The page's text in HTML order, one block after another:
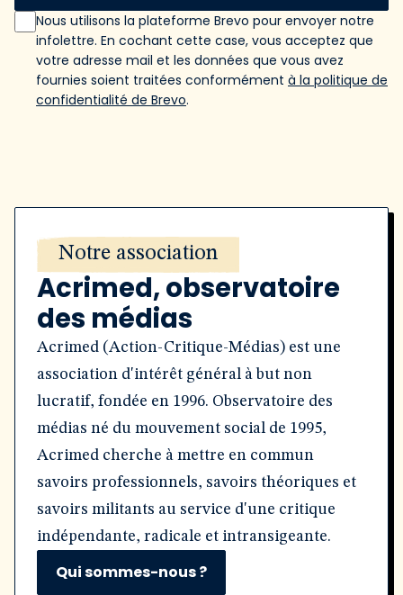
Nous utilisons la plateforme Brevo pour envoyer notre
infolettre. En cochant cette case, vous acceptez que
votre adresse mail et les données que vous avez
fournies soient traitées conformément à la politique de
confidentialité de Brevo.
Notre association
Acrimed, observatoire
des médias
Acrimed (Action-Critique-Médias) est une
association d'intérêt général à but non
lucratif, fondée en 1996. Observatoire des
médias né du mouvement social de 1995,
Acrimed cherche à mettre en commun
savoirs professionnels, savoirs théoriques et
savoirs militants au service d'une critique
indépendante, radicale et intransigeante.
Qui sommes-nous ?